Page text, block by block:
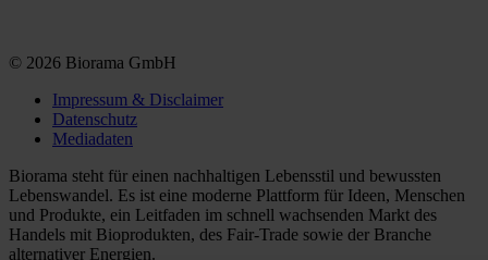
© 2026 Biorama GmbH
Impressum & Disclaimer
Datenschutz
Mediadaten
Biorama steht für einen nachhaltigen Lebensstil und bewussten
Lebenswandel. Es ist eine moderne Plattform für Ideen, Menschen
und Produkte, ein Leitfaden im schnell wachsenden Markt des
Handels mit Bioprodukten, des Fair-Trade sowie der Branche
alternativer Energien.